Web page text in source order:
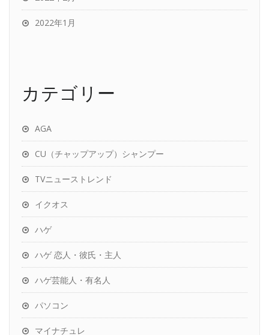
2022年1月
カテゴリー
AGA
CU（チャップアップ）シャンプー
TVニューストレンド
イクオス
ハゲ
ハゲ 恋人・彼氏・主人
ハゲ芸能人・有名人
パソコン
マイナチュレ